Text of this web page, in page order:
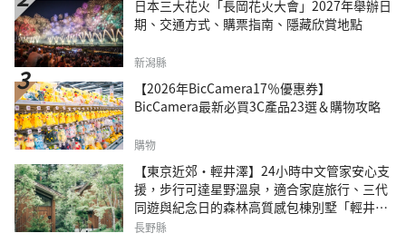
日本三大花火「長岡花火大會」2027年舉辦日
期、交通方式、購票指南、隱藏欣賞地點
新潟縣
【2026年BicCamera17％優惠券】
BicCamera最新必買3C產品23選＆購物攻略
購物
【東京近郊・輕井澤】24小時中文管家安心支
援，步行可達星野溫泉，適合家庭旅行、三代
同遊與紀念日的森林高質感包棟別墅「輕井澤
森四季VILLA」
長野縣